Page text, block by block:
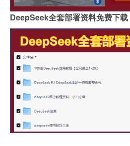
DeepSeek全套部署资料免费下载